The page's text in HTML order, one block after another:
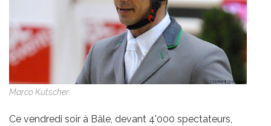
Marco Kutscher
Ce vendredi soir à Bâle, devant 4'000 spectateurs,